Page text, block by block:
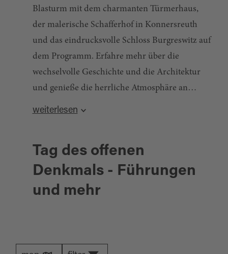
Blasturm mit dem charmanten Türmerhaus,
der malerische Schafferhof in Konnersreuth
und das eindrucksvolle Schloss Burgreswitz auf
dem Programm. Erfahre mehr über die
wechselvolle Geschichte und die Architektur
und genieße die herrliche Atmosphäre an
diesem besonderen Tag!
weiterlesen
Tag des offenen
Denkmals - Führungen
und mehr